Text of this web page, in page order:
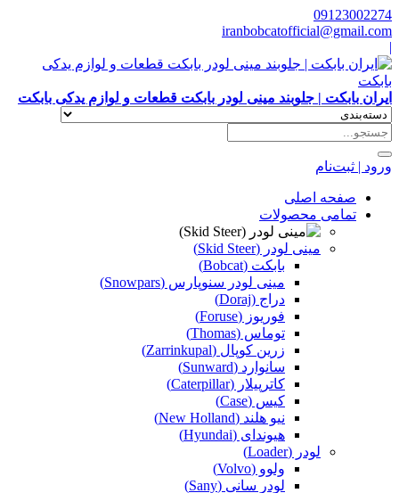
09123002274
iranbobcatofficial@gmail.com
|
ایران بابکت | جلوبند مینی لودر بابکت قطعات و لوازم یدکی بابکت
ورود | ثبت‌نام
صفحه اصلی
تمامی محصولات
مینی لودر (Skid Steer)
بابکت (Bobcat)
مینی لودر سنوپارس (Snowpars)
دراج (Doraj)
فوریوز (Foruse)
توماس (Thomas)
زرین کوپال (Zarrinkupal)
سانوارد (Sunward)
کاترپیلار (Caterpillar)
کیس (Case)
نیو هلند (New Holland)
هیوندای (Hyundai)
لودر (Loader)
ولوو (Volvo)
لودر سانی (Sany)